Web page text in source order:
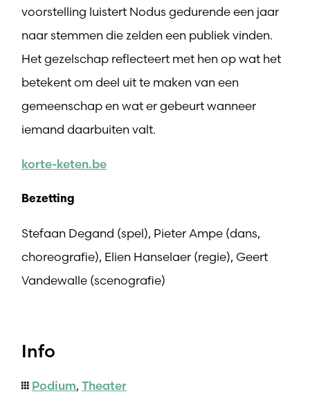
voorstelling luistert Nodus gedurende een jaar
naar stemmen die zelden een publiek vinden.
Het gezelschap reflecteert met hen op wat het
betekent om deel uit te maken van een
gemeenschap en wat er gebeurt wanneer
iemand daarbuiten valt.
korte-keten.be
Bezetting
Stefaan Degand (spel), Pieter Ampe (dans,
choreografie), Elien Hanselaer (regie), Geert
Vandewalle (scenografie)
Info
Podium,Theater